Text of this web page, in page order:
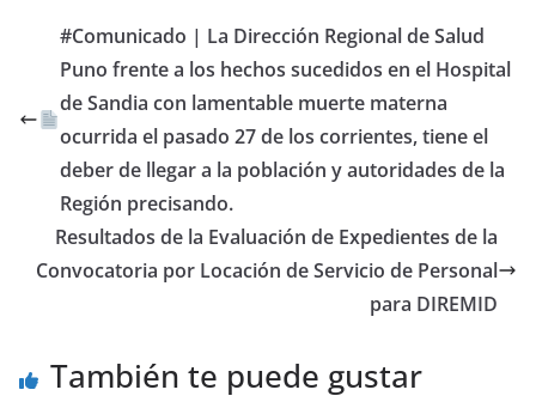
#Comunicado | La Dirección Regional de Salud
Puno frente a los hechos sucedidos en el Hospital
de Sandia con lamentable muerte materna
ocurrida el pasado 27 de los corrientes, tiene el
deber de llegar a la población y autoridades de la
Región precisando.
Resultados de la Evaluación de Expedientes de la
Convocatoria por Locación de Servicio de Personal
para DIREMID
También te puede gustar